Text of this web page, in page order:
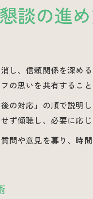
家族の安心
介護懇
介護現
介護懇
懇談会で役
介護懇
家族が
談の進
し、信頼関係を深め
の思いを共有するこ
の対応」の順で説明
ず傾聴し、必要に応
問や意見を募り、時